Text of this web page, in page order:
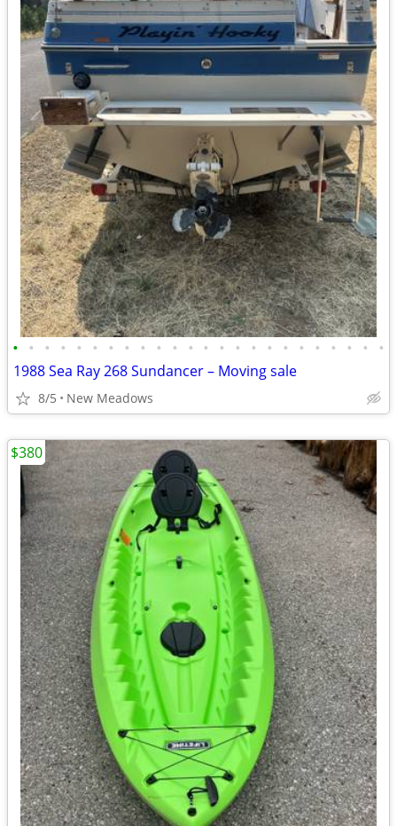
• • • • • • • • • • • • • • • • • • • • • • • •
1988 Sea Ray 268 Sundancer – Moving sale
8/5 New Meadows
$380